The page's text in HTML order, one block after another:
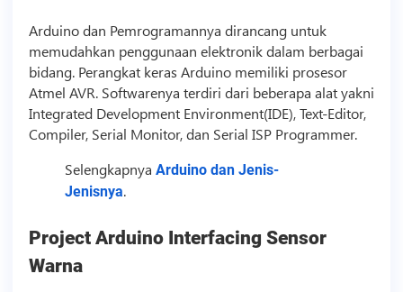
Arduino dan Pemrogramannya dirancang untuk
memudahkan penggunaan elektronik dalam berbagai
bidang. Perangkat keras Arduino memiliki prosesor
Atmel AVR. Softwarenya terdiri dari beberapa alat yakni
Integrated Development Environment(IDE), Text-Editor,
Compiler, Serial Monitor, dan Serial ISP Programmer.
Selengkapnya Arduino dan Jenis-
Jenisnya.
Project Arduino Interfacing Sensor
Warna